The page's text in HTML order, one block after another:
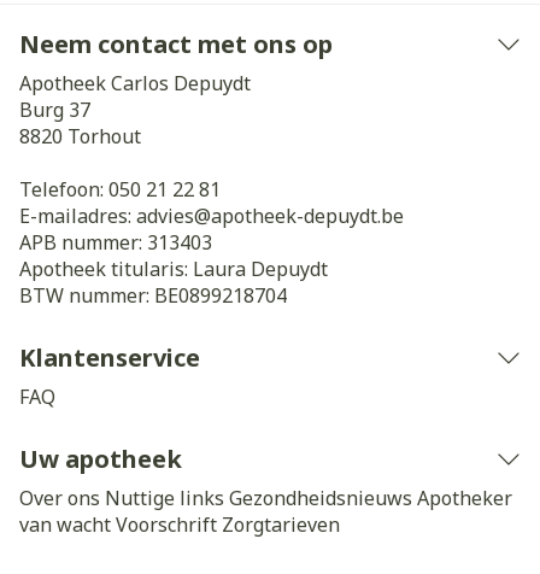
Neem contact met ons op
Apotheek Carlos Depuydt
Burg 37
8820 Torhout
Telefoon: 050 21 22 81
E-mailadres: advies@apotheek-depuydt.be
APB nummer: 313403
Apotheek titularis: Laura Depuydt
BTW nummer: BE0899218704
Klantenservice
FAQ
Uw apotheek
Over ons Nuttige links Gezondheidsnieuws Apotheker
van wachtVoorschrift Zorgtarieven